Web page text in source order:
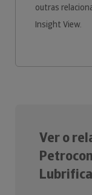
outras
Insight View.
Ver o